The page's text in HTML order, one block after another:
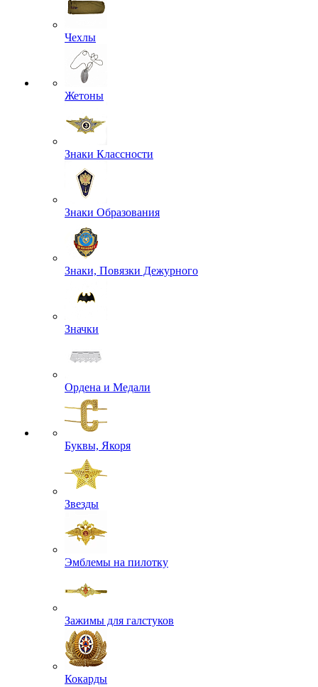
Чехлы
Жетоны
Знаки Классности
Знаки Образования
Знаки, Повязки Дежурного
Значки
Ордена и Медали
Буквы, Якоря
Звезды
Эмблемы на пилотку
Зажимы для галстуков
Кокарды